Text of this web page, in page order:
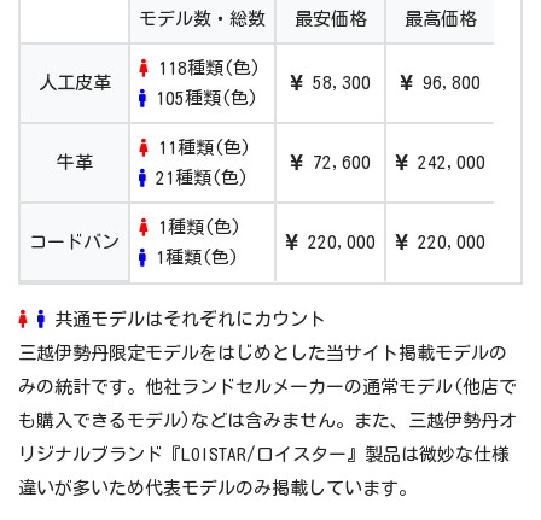
銀座三越 2022年4月ご入学 三越伊勢丹ラン
2021/4/8 静岡伊勢丹 2022年度ランドセル販売会
【開催中止】伊勢丹新宿店「伊勢丹ランドセ
ルフェスティバル2021」
伊勢丹浦和店「2022三越伊勢丹のランドセ
ル」
モデル数・総数 最安価格 最高価格
人工皮革
118種類(色)
105種類(色)
58,300 96,800
牛革
11種類(色)
21種類(色)
72,600 242,000
コードバン
1種類(色)
1種類(色)
220,000 220,000
共通モデルはそれぞれにカウント
三越伊勢丹限定モデルをはじめとした当サイト掲載モデルの
みの統計です。他社ランドセルメーカーの通常モデル(他店で
も購入できるモデル)などは含みません。また、三越伊勢丹オ
リジナルブランド『LOISTAR/ロイスター』製品は微妙な仕様
違いが多いため代表モデルのみ掲載しています。